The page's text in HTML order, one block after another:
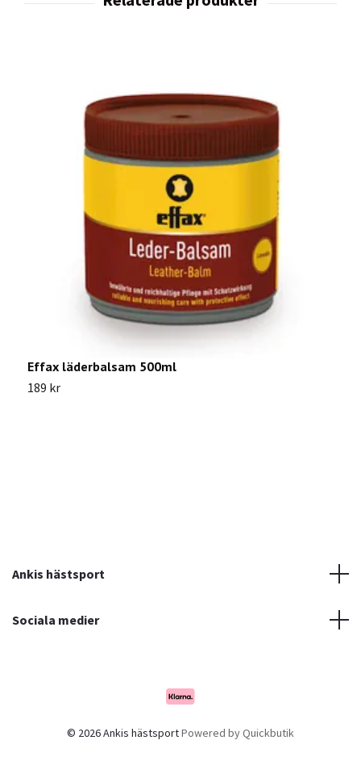
Effax läderbalsam 500ml
189 kr
Ankis hästsport
Sociala medier
© 2026 Ankis hästsportPowered by Quickbutik